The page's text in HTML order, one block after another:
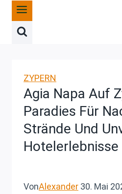
ZYPERN
Agia Napa Auf
Paradies Für
Strände Und
Hotelerlebnisse
VonAlexander 30. Mai